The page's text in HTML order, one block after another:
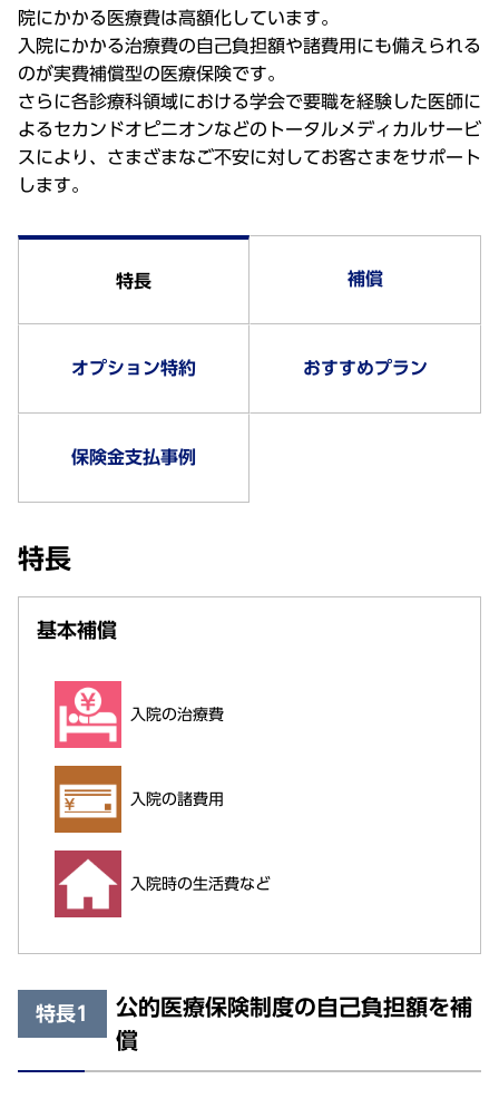
院にかかる医療費は高額化しています。
入院にかかる治療費の自己負担額や諸費用にも備えられる
のが実費補償型の医療保険です。
さらに各診療科領域における学会で要職を経験した医師に
よるセカンドオピニオンなどのトータルメディカルサービ
スにより、さまざまなご不安に対してお客さまをサポート
します。
特長 補償
オプション特約 おすすめプラン
保険金支払事例
特長
基本補償
入院の治療費
入院の諸費用
入院時の生活費など
特長1
公的医療保険制度の自己負担額を補
償